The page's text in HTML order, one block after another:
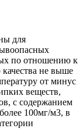
для
по отношению к
не выше
от минус
веществ,
с содержанием
100мг/м3, в